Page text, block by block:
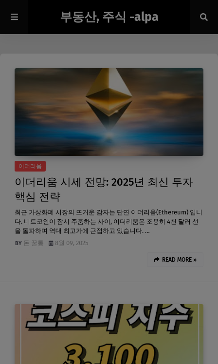
부동산, 주식 -alpa
이더리움
이더리움 시세 전망: 2025년 최신 투자
핵심 전략
최근 가상화폐 시장의 뜨거운 감자는 단연 이더리움(Ethereum) 입니
다. 비트코인이 잠시 주춤하는 사이, 이더리움은 조용히 4천 달러 선
을 돌파하며 역대 최고가에 근접하고 있습니다. …
돈 꿀통
8월 09, 2025
READ MORE »